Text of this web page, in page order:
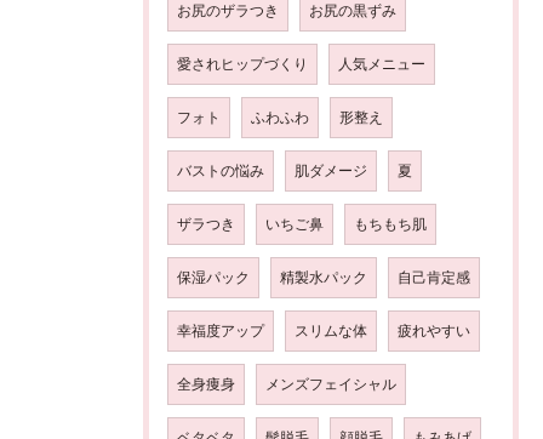
お尻のザラつき お尻の黒ずみ
愛されヒップづくり 人気メニュー
フォト ふわふわ 形整え
バストの悩み 肌ダメージ 夏
ザラつき いちご鼻 もちもち肌
保湿パック 精製水パック 自己肯定感
幸福度アップ スリムな体 疲れやすい
全身痩身 メンズフェイシャル